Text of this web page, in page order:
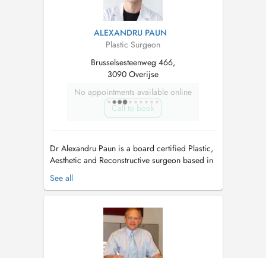
ALEXANDRU PAUN
Plastic Surgeon
Brusselsesteenweg 466,
3090 Overijse
No appointments available online
Call to book
Dr Alexandru Paun is a board certified Plastic,
Aesthetic and Reconstructive surgeon based in
Brussels, specialised in Aesthetic surgery of the
face, breast and body. Trained in multiple
Strasbourg, Luxembourg and Stockholm he
combines surgical precision with ...
See all